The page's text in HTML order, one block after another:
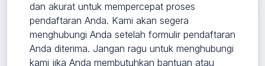
dan akurat untuk mempercepat proses
pendaftaran Anda. Kami akan segera
menghubungi Anda setelah formulir pendaftaran
Anda diterima. Jangan ragu untuk menghubungi
kami jika Anda membutuhkan bantuan atau